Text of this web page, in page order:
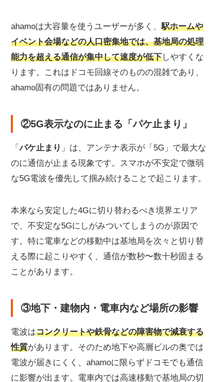
ahamoは大容量を使うユーザーが多く、駅ホームや
イベント会場などの人口密集地では、基地局の処理
能力を超える通信が集中して速度が低下しやすくな
ります。これはドコモ回線そのものの混雑であり、
ahamo固有の問題ではありません。
②5G表示なのに止まる「パケ止まり」
「パケ止まり 」は、アンテナ表示が「5G」で最大な
のに通信が止まる現象です。スマホが不安定で微弱
な5G電波を優先して掴み続けることで起こります。
本来なら安定した4Gに切り替わるべき境界エリア
で、不安定な5Gにしがみついてしまうのが原因で
す。特に電車などの移動中は基地局を次々と切り替
える際に起こりやすく、通信が数秒〜数十秒固まる
ことがあります。
③地下・建物内・電車内など場所の影響
電波はコンクリートや鉄骨などの障害物で減衰する
性質があります。そのため地下や高層ビルの奥では
電波が届きにくく、ahamoに限らずドコモでも通信
に影響が出ます。電車内では高速移動で基地局の切